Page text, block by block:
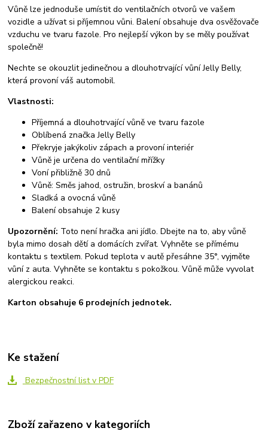
Vůně lze jednoduše umístit do ventilačních otvorů ve vašem
vozidle a užívat si příjemnou vůni. Balení obsahuje dva osvěžovače
vzduchu ve tvaru fazole. Pro nejlepší výkon by se měly používat
společně!
Nechte se okouzlit jedinečnou a dlouhotrvající vůní Jelly Belly,
která provoní váš automobil.
Vlastnosti:
Příjemná a dlouhotrvající vůně ve tvaru fazole
Oblíbená značka Jelly Belly
Překryje jakýkoliv zápach a provoní interiér
Vůně je určena do ventilační mřížky
Voní přibližně 30 dnů
Vůně: Směs jahod, ostružin, broskví a banánů
Sladká a ovocná vůně
Balení obsahuje 2 kusy
Upozornění: Toto není hračka ani jídlo. Dbejte na to, aby vůně
byla mimo dosah dětí a domácích zvířat. Vyhněte se přímému
kontaktu s textilem. Pokud teplota v autě přesáhne 35°, vyjměte
vůní z auta. Vyhněte se kontaktu s pokožkou. Vůně může vyvolat
alergickou reakci.
Karton obsahuje 6 prodejních jednotek.
Ke stažení
Bezpečnostní list v PDF
Zboží zařazeno v kategoriích